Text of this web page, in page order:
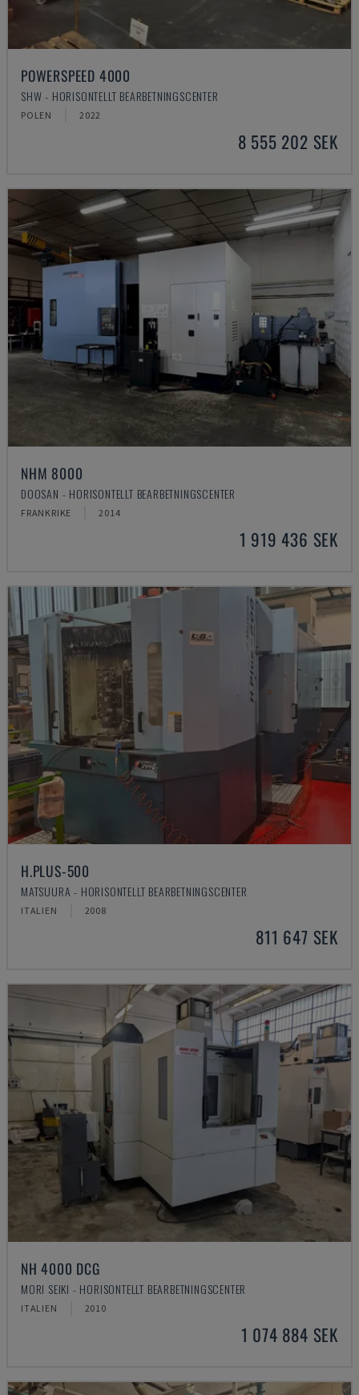
POWERSPEED 4000
SHW - HORISONTELLT BEARBETNINGSCENTER
POLEN 2022
8 555 202 SEK
NHM 8000
DOOSAN - HORISONTELLT BEARBETNINGSCENTER
FRANKRIKE 2014
1 919 436 SEK
H.PLUS-500
MATSUURA - HORISONTELLT BEARBETNINGSCENTER
ITALIEN 2008
811 647 SEK
NH 4000 DCG
MORI SEIKI - HORISONTELLT BEARBETNINGSCENTER
ITALIEN 2010
1 074 884 SEK